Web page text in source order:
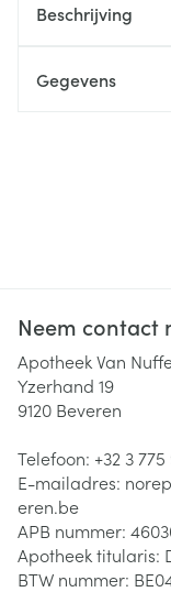
Beschrijving
Gegevens
Neem contact
Apotheek Van
Yzerhand 19
9120 Beveren
Telefoon: +32 3 775
E-mailadres:
eren.be
APB nummer:
Apotheek titularis:
BTW nummer: